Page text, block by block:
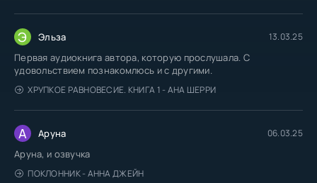
Э Эльза 13.03.25
Первая аудиокнига автора, которую прослушала. С
удовольствием познакомлюсь и с другими.
ХРУПКОЕ РАВНОВЕСИЕ. КНИГА 1 - АНА ШЕРРИ
А Аруна 06.03.25
Аруна, и озвучка
ПОКЛОННИК - АННА ДЖЕЙН